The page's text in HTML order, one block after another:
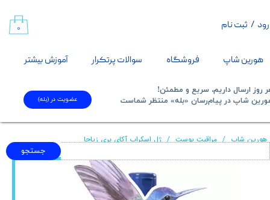
هورین شاپ فروشگاه سوالات پرتکرار آموزش بیشتر
/ ثبت نام
حساب کاربری من
تغییر گذر واژه
خروج از حساب کاربری
۰
جستجو
روز ارسال داریم، سریع و مطمئن!
شاپ در پیام‌رسان «بله» منتظر شماست​​​​​​​
عضویت در (بله)
هورین شاپ مراقبت پوست ژل اسکراب آکای بری زیاجا